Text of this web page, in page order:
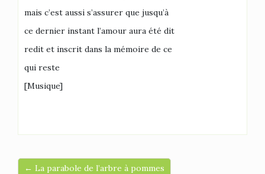
mais c’est aussi s’assurer que jusqu’à
ce dernier instant l’amour aura été dit
redit et inscrit dans la mémoire de ce
qui reste
[Musique]
← La parabole de l’arbre à pommes